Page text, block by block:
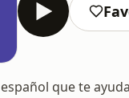
que te